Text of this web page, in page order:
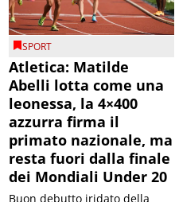
SPORT
Atletica: Matilde
Abelli lotta come una
leonessa, la 4×400
azzurra firma il
primato nazionale, ma
resta fuori dalla finale
dei Mondiali Under 20
Buon debutto iridato della